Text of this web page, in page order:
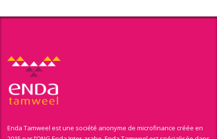
Enda Tamweel est une société anonyme de microfinance créée en